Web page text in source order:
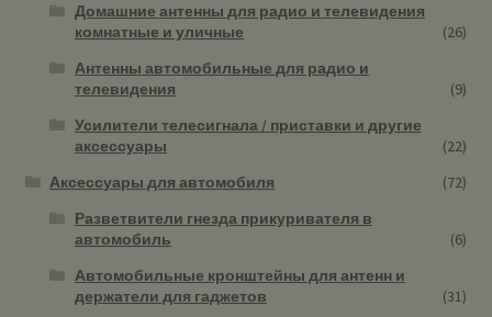
Домашние антенны для радио и телевидения
комнатные и уличные
(26)
Антенны автомобильные для радио и
телевидения
(9)
Усилители телесигнала / приставки и другие
аксессуары
(22)
Аксессуары для автомобиля
(72)
Разветвители гнезда прикуривателя в
автомобиль
(6)
Автомобильные кронштейны для антенн и
держатели для гаджетов
(31)